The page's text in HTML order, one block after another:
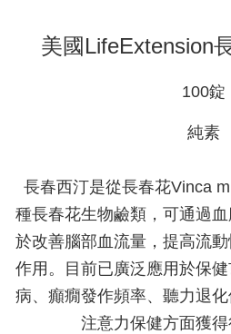
美國LifeExtension
100錠
純素
長春西汀是從長春花Vinca
種長春花生物鹼類，可通過
於改善腦部血流量，提高流
作用。目前已廣泛應用於保
病、癲癇發作頻率、聽力退
注意力保健方面獲得